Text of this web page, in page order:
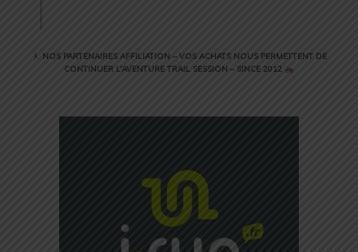
NOS PARTENAIRES AFFILIATION – VOS ACHATS NOUS PERMETTENT DE
CONTINUER L’AVENTURE TRAIL SESSION – SINCE 2012